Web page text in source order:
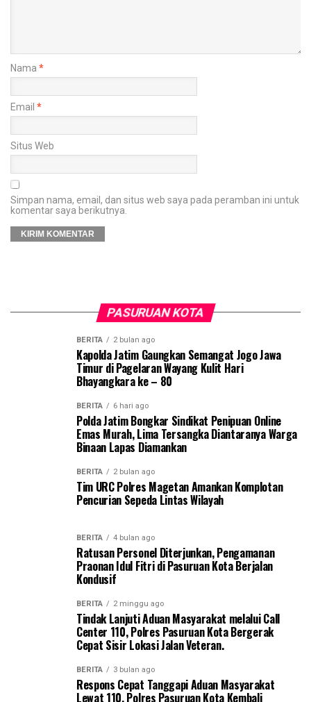
Nama *
Email *
Situs Web
Simpan nama, email, dan situs web saya pada peramban ini untuk
komentar saya berikutnya.
PASURUAN KOTA
BERITA 2 bulan ago
Kapolda Jatim Gaungkan Semangat Jogo Jawa
Timur di Pagelaran Wayang Kulit Hari
Bhayangkara ke – 80
BERITA 6 hari ago
Polda Jatim Bongkar Sindikat Penipuan Online
Emas Murah, Lima Tersangka Diantaranya Warga
Binaan Lapas Diamankan
BERITA 2 bulan ago
Tim URC Polres Magetan Amankan Komplotan
Pencurian Sepeda Lintas Wilayah
BERITA 4 bulan ago
Ratusan Personel Diterjunkan, Pengamanan
Praonan Idul Fitri di Pasuruan Kota Berjalan
Kondusif
BERITA 2 minggu ago
Tindak Lanjuti Aduan Masyarakat melalui Call
Center 110, Polres Pasuruan Kota Bergerak
Cepat Sisir Lokasi Jalan Veteran.
BERITA 3 bulan ago
Respons Cepat Tanggapi Aduan Masyarakat
Lewat 110, Polres Pasuruan Kota Kembali